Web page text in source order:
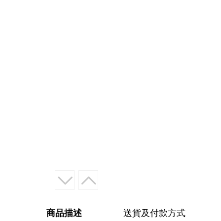
商品描述 送貨及付款方式